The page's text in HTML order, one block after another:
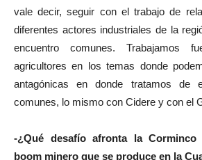
vale decir, seguir con el trabajo de
diferentes actores industriales de la
encuentro comunes. Trabajamos
agricultores en los temas donde
antagónicas en donde tratamos de
comunes, lo mismo con Cidere y con el
-¿Qué desafío afronta la
boom minero que se produce en la